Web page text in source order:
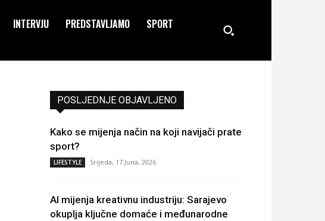
INTERVJU PREDSTAVLJAMO
SPORT
POSLJEDNJE OBJAVLJENO
Kako se mijenja način na koji navijači prate
sport?
LIFESTYLE Srijeda, 17 Juna, 2026
AI mijenja kreativnu industriju: Sarajevo
okuplja ključne domaće i međunarodne